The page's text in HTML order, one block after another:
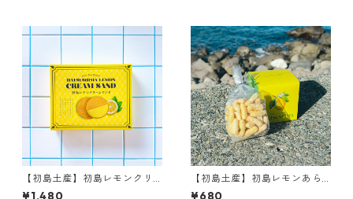
【初島土産】初島レモンクリ
ームサンド（20枚入）
¥1,480
【初島土産】初島レモンあら
れ
¥680